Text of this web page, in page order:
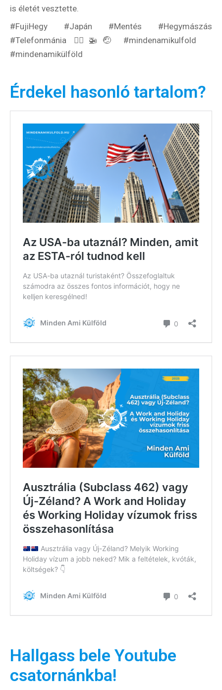
is életét vesztette.
#FujiHegy #Japán #Mentés #Hegymászás
#Telefonmánia 🤦‍♂️🚁🤕 #mindenamikulfold
#mindenamikülföld
Érdekel hasonló tartalom?
Hallgass bele Youtube
csatornánkba!